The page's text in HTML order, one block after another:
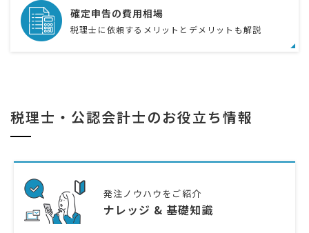
確定申告の費用相場
税理士に依頼するメリットとデメリットも解説
税理士・公認会計士のお役立ち情報
発注ノウハウをご紹介
ナレッジ & 基礎知識